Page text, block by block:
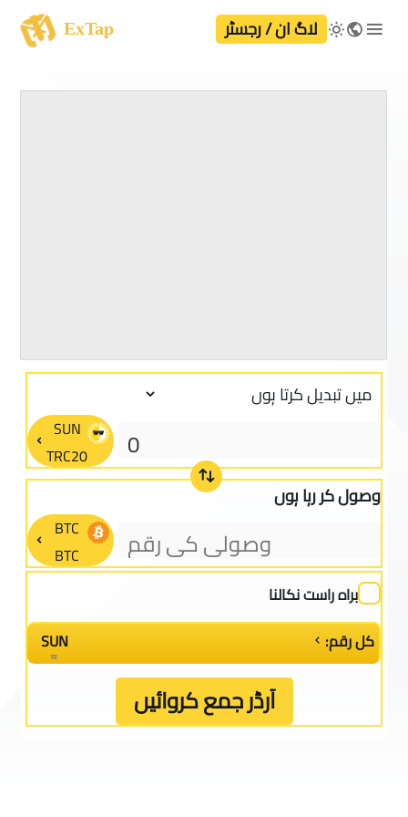
ExTap لاگ ان / رجسٹر
TRC20
وصول کر رہا ہوں
BTC
براہ راست نکالنا
کل رقم:
SUN
≈
آرڈر جمع کروائیں